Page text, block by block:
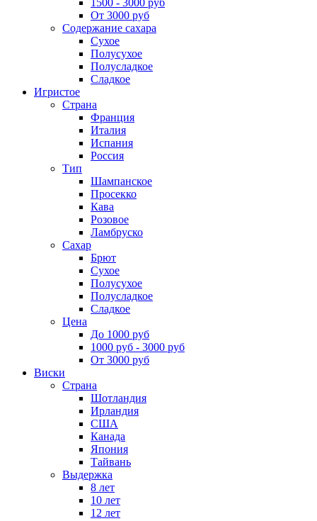
От 3000 руб
Содержание сахара
Сухое
Полусухое
Полусладкое
Сладкое
Игристое
Страна
Франция
Италия
Испания
Россия
Тип
Шампанское
Просекко
Кава
Розовое
Ламбруско
Сахар
Брют
Сухое
Полусухое
Полусладкое
Сладкое
Цена
До 1000 руб
1000 руб - 3000 руб
От 3000 руб
Виски
Страна
Шотландия
Ирландия
США
Канада
Япония
Тайвань
Выдержка
8 лет
10 лет
12 лет